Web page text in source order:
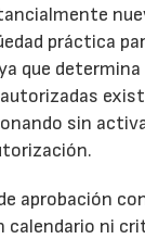
práctica
que
sin
aprobación
calendario ni